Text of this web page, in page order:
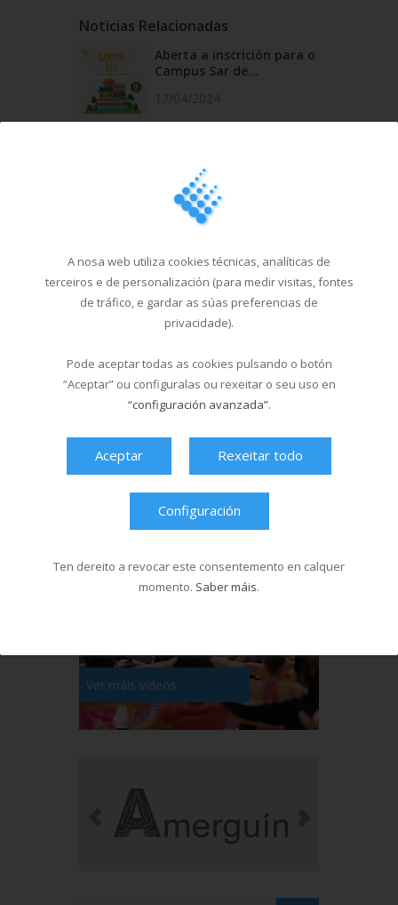
Noticias Relacionadas
Aberta a inscrición para o
Campus Sar de...
22/02/2024
Campus Sar Entroido ´24
Multixogo especial Nadal
coa visita de P...
Última hora
Ver máis videos
A nosa web utiliza cookies técnicas, analíticas de
terceiros e de personalización (para medir visitas, fontes
de tráfico, e gardar as súas preferencias de
privacidade).
Pode aceptar todas as cookies pulsando o botón
“Aceptar” ou configuralas ou rexeitar o seu uso en
“configuración avanzada”.
Aceptar Rexeitar todo
Configuración
Ten dereito a revocar este consentemento en calquer
momento. Saber máis.